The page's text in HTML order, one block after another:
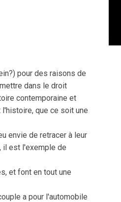
pour des raisons de
dans le droit
contemporaine et
que ce soit une
envie de retracer à leur
il est l'exemple de
et font en tout une
a pour l'automobile